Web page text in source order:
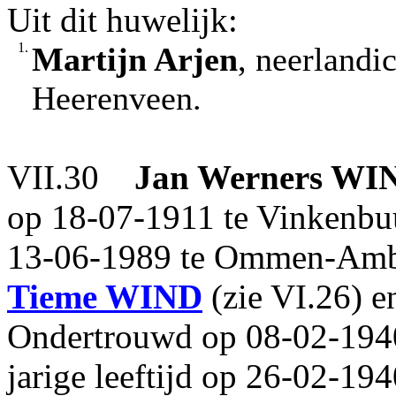
Uit dit huwelijk:
1. Martijn Arjen,
Heerenveen.
VII.30 Jan Werners
op 18-07-1911 te
13-06-1989 te Ommen-
Tieme WIND (zie VI.26)
Ondertrouwd op 08-02-
jarige leeftijd op 26-02-